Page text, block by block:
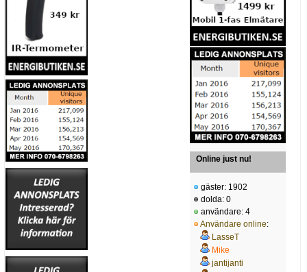
Online just nu!
gäster: 1902
dolda: 0
användare: 4
Användare online:
LasseT
Mike
jantijanti